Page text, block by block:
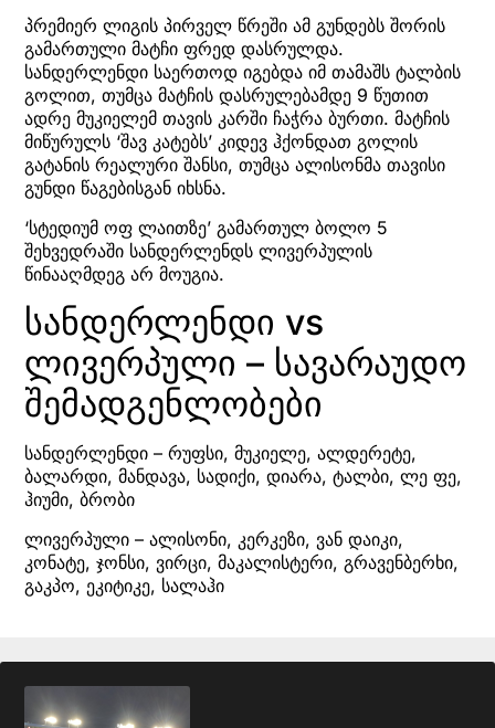
პრემიერ ლიგის პირველ წრეში ამ გუნდებს შორის
გამართული მატჩი ფრედ დასრულდა.
სანდერლენდი საერთოდ იგებდა იმ თამაშს ტალბის
გოლით, თუმცა მატჩის დასრულებამდე 9 წუთით
ადრე მუკიელემ თავის კარში ჩაჭრა ბურთი. მატჩის
მიწურულს ‘შავ კატებს’ კიდევ ჰქონდათ გოლის
გატანის რეალური შანსი, თუმცა ალისონმა თავისი
გუნდი წაგებისგან იხსნა.
‘სტედიუმ ოფ ლაითზე’ გამართულ ბოლო 5
შეხვედრაში სანდერლენდს ლივერპულის
წინააღმდეგ არ მოუგია.
სანდერლენდი vs
ლივერპული – სავარაუდო
შემადგენლობები
სანდერლენდი – რუფსი, მუკიელე, ალდერეტე,
ბალარდი, მანდავა, სადიქი, დიარა, ტალბი, ლე ფე,
ჰიუმი, ბრობი
ლივერპული – ალისონი, კერკეზი, ვან დაიკი,
კონატე, ჯონსი, ვირცი, მაკალისტერი, გრავენბერხი,
გაკპო, ეკიტიკე, სალაჰი